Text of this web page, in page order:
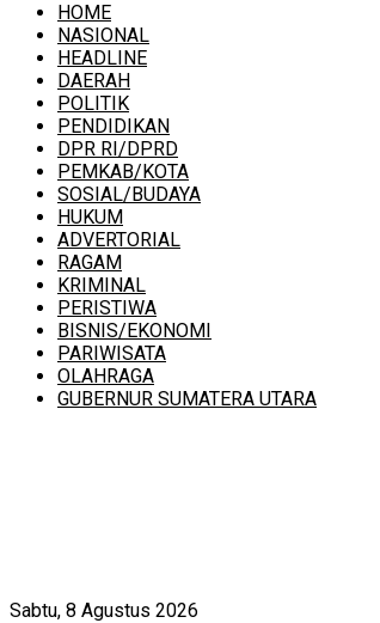
HOME
NASIONAL
HEADLINE
DAERAH
POLITIK
PENDIDIKAN
DPR RI/DPRD
PEMKAB/KOTA
SOSIAL/BUDAYA
HUKUM
ADVERTORIAL
RAGAM
KRIMINAL
PERISTIWA
BISNIS/EKONOMI
PARIWISATA
OLAHRAGA
GUBERNUR SUMATERA UTARA
Sabtu, 8 Agustus 2026